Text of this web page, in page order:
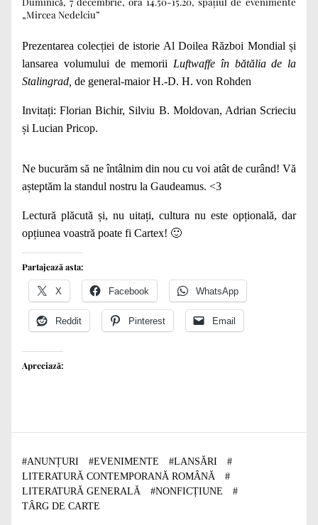
„Mircea Nedelciu”
Prezentarea colecției de istorie Al Doilea Război Mondial și
lansarea volumului de memorii Luftwaffe în bătălia de la
Stalingrad, de general-maior H.-D. H. von Rohden
Invitați: Florian Bichir, Silviu B. Moldovan, Adrian Scrieciu
și Lucian Pricop.
Ne bucurăm să ne întâlnim din nou cu voi atât de curând! Vă
așteptăm la standul nostru la Gaudeamus. <3
Lectură plăcută și, nu uitați, cultura nu este opțională, dar
opțiunea voastră poate fi Cartex! 🙂
Partajează asta:
X Facebook WhatsApp
Reddit Pinterest Email
Apreciază:
#ANUNȚURI #EVENIMENTE #LANSĂRI
#
LITERATURĂ CONTEMPORANĂ ROMÂNĂ
#
LITERATURĂ GENERALĂ
#NONFICȚIUNE
#
TÂRG DE CARTE